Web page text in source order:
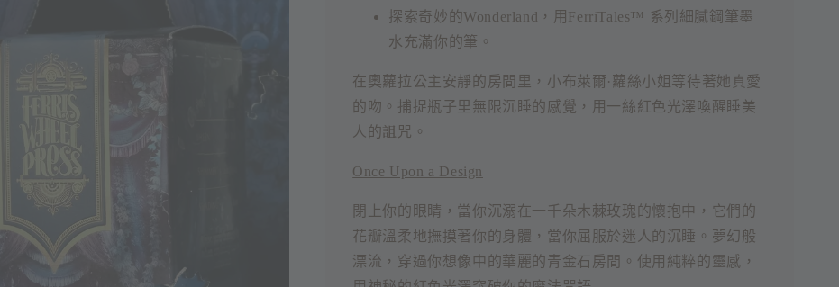
探索奇妙的Wonderland，用FerriTales™ 系列細膩鋼筆墨
水充滿你的筆。
在奧蘿拉公主安靜的房間里，小布萊爾·蘿絲小姐等待著她真愛
的吻。捕捉瓶子里無限沉睡的感覺，用一絲紅色光澤喚醒睡美
人的詛咒。
Once Upon a Design
閉上你的眼睛，當你沉溺在一千朵木棘玫瑰的懷抱中，它們的
花瓣溫柔地撫摸著你的身體，當你屈服於迷人的沉睡。夢幻般
漂流，穿過你想像中的華麗的青金石房間。使用純粹的靈感，